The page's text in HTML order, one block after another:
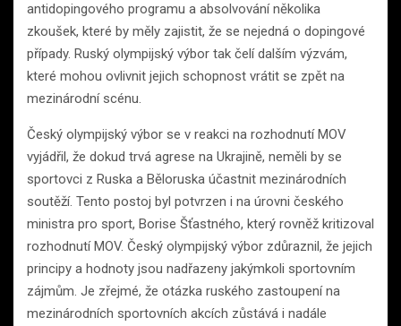
antidopingového programu a absolvování několika
zkoušek, které by měly zajistit, že se nejedná o dopingové
případy. Ruský olympijský výbor tak čelí dalším výzvám,
které mohou ovlivnit jejich schopnost vrátit se zpět na
mezinárodní scénu.
Český olympijský výbor se v reakci na rozhodnutí MOV
vyjádřil, že dokud trvá agrese na Ukrajině, neměli by se
sportovci z Ruska a Běloruska účastnit mezinárodních
soutěží. Tento postoj byl potvrzen i na úrovni českého
ministra pro sport, Borise Šťastného, který rovněž kritizoval
rozhodnutí MOV. Český olympijský výbor zdůraznil, že jejich
principy a hodnoty jsou nadřazeny jakýmkoli sportovním
zájmům. Je zřejmé, že otázka ruského zastoupení na
mezinárodních sportovních akcích zůstává i nadále